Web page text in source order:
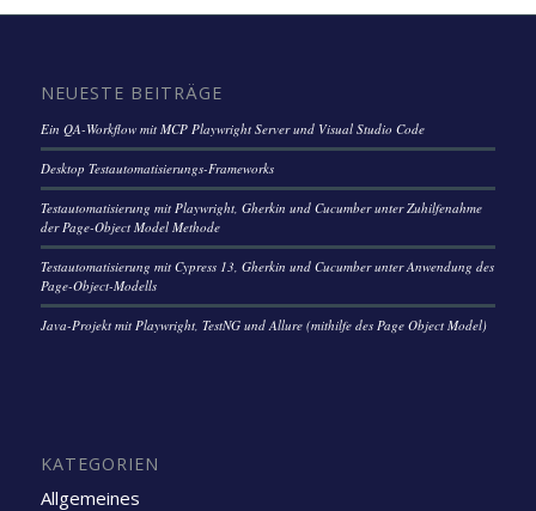
NEUESTE BEITRÄGE
Ein QA-Workflow mit MCP Playwright Server und Visual Studio Code
Desktop Testautomatisierungs-Frameworks
Testautomatisierung mit Playwright, Gherkin und Cucumber unter Zuhilfenahme
der Page-Object Model Methode
Testautomatisierung mit Cypress 13, Gherkin und Cucumber unter Anwendung des
Page-Object-Modells
Java-Projekt mit Playwright, TestNG und Allure (mithilfe des Page Object Model)
KATEGORIEN
Allgemeines